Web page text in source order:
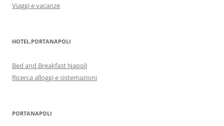
Viaggi e vacanze
HOTEL.PORTANAPOLI
Bed and Breakfast Napoli
Ricerca alloggi e sistemazioni
PORTANAPOLI